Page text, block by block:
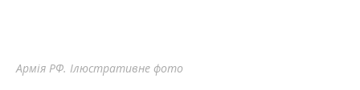
Армія РФ. Ілюстративне фото